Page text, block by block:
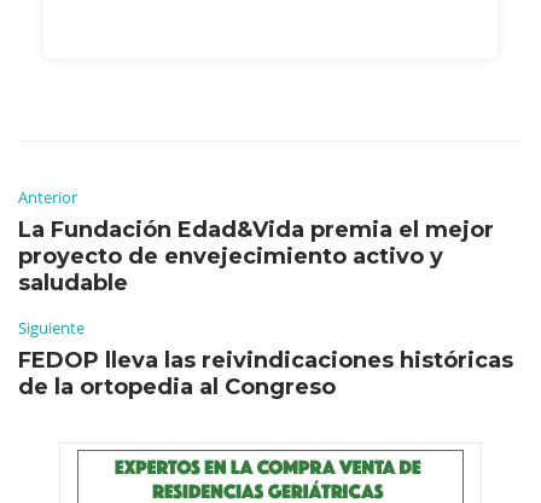
Anterior
La Fundación Edad&Vida premia el mejor
proyecto de envejecimiento activo y
saludable
Siguiente
FEDOP lleva las reivindicaciones históricas
de la ortopedia al Congreso